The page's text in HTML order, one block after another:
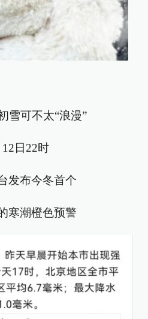
雪可不太“浪漫”
12日22时
发布今冬首个
寒潮橙色预警